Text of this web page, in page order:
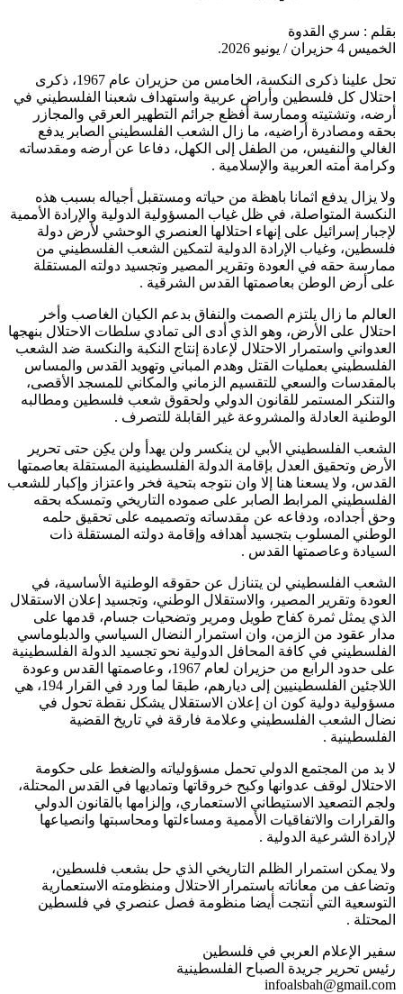
بقلم : سري القدوة
الخميس 4 حزيران / يونيو 2026.
تحل علينا ذكرى النكسة، الخامس من حزيران عام 1967، ذكرى
احتلال كل فلسطين وأراض عربية واستهداف شعبنا الفلسطيني في
أرضه، وتشتيته وممارسة أفظع جرائم التطهير العرقي والمجازر
بحقه ومصادرة أراضيه، ما زال الشعب الفلسطيني الصابر يدفع
الغالي والنفيس، من الطفل إلى الكهل، دفاعا عن أرضه ومقدساته
وكرامة أمته العربية والإسلامية .
ولا يزال يدفع اثمانا باهظة من حياته ومستقبل أجياله بسبب هذه
النكسة المتواصلة، في ظل غياب المسؤولية الدولية والإرادة الأممية
لإجبار إسرائيل على إنهاء احتلالها العنصري الوحشي لأرض دولة
فلسطين، وغياب الإرادة الدولية لتمكين الشعب الفلسطيني من
ممارسة حقه في العودة وتقرير المصير وتجسيد دولته المستقلة
على أرض الوطن بعاصمتها القدس الشرقية .
العالم ما زال يلتزم الصمت والنفاق بدعم الكيان الغاصب وأخر
احتلال على الأرض، وهو الذي أدى الى تمادي سلطات الاحتلال بنهجها
العدواني واستمرار الاحتلال لإعادة إنتاج النكبة والنكسة ضد الشعب
الفلسطيني بعمليات القتل وهدم المباني وتهويد القدس والمساس
بالمقدسات والسعي للتقسيم الزماني والمكاني للمسجد الأقصى،
والتنكر المستمر للقانون الدولي ولحقوق شعب فلسطين ومطالبه
الوطنية العادلة والمشروعة غير القابلة للتصرف .
الشعب الفلسطيني الأبي لن ينكسر ولن يهدأ ولن يكِن حتى تحرير
الأرض وتحقيق العدل بإقامة الدولة الفلسطينية المستقلة بعاصمتها
القدس، ولا يسعنا هنا إلا وان نتوجه بتحية فخر واعتزاز وإكبار للشعب
الفلسطيني المرابط الصابر على صموده التاريخي وتمسكه بحقه
وحق أجداده، ودفاعه عن مقدساته وتصميمه على تحقيق حلمه
الوطني المسلوب بتجسيد أهدافه وإقامة دولته المستقلة ذات
السيادة وعاصمتها القدس .
الشعب الفلسطيني لن يتنازل عن حقوقه الوطنية الأساسية، في
العودة وتقرير المصير، والاستقلال الوطني، وتجسيد إعلان الاستقلال
الذي يمثل ثمرة كفاح طويل ومرير وتضحيات جسام، قدمها على
مدار عقود من الزمن، وان استمرار النضال السياسي والدبلوماسي
الفلسطيني في كافة المحافل الدولية نحو تجسيد الدولة الفلسطينية
على حدود الرابع من حزيران لعام 1967، وعاصمتها القدس وعودة
اللاجئين الفلسطينيين إلى ديارهم، طبقا لما ورد في القرار 194، هي
مسؤولية دولية كون ان إعلان الاستقلال يشكل نقطة تحول في
نضال الشعب الفلسطيني وعلامة فارقة في تاريخ القضية
الفلسطينية .
لا بد من المجتمع الدولي تحمل مسؤولياته والضغط على حكومة
الاحتلال لوقف عدوانها وكبح خروقاتها وتماديها في القدس المحتلة،
ولجم التصعيد الاستيطاني الاستعماري، وإلزامها بالقانون الدولي
والقرارات والاتفاقيات الأممية ومساءلتها ومحاسبتها وانصياعها
لإرادة الشرعية الدولية .
ولا يمكن استمرار الظلم التاريخي الذي حل بشعب فلسطين،
وتضاعف من معاناته باستمرار الاحتلال ومنظومته الاستعمارية
التوسعية التي أنتجت أيضا منظومة فصل عنصري في فلسطين
المحتلة .
سفير الإعلام العربي في فلسطين
رئيس تحرير جريدة الصباح الفلسطينية
infoalsbah@gmail.com